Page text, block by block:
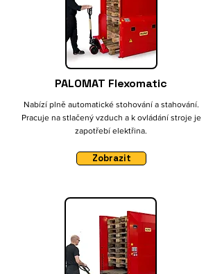
PALOMAT Flexomatic
Nabízí plně automatické stohování a stahování.
Pracuje na stlačený vzduch a k ovládání stroje je
zapotřebí elektřina.
Zobrazit